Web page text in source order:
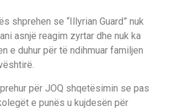
shprehen se “Illyrian Guard” nuk
asnjë reagim zyrtar dhe nuk ka
e duhur për të ndihmuar familjen
për JOQ shqetësimin se pas
e punës u kujdesën për